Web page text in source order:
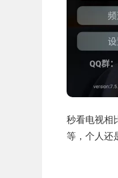
秒看电视相
等，个人还